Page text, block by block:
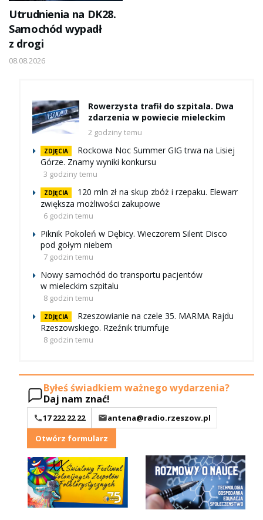
Utrudnienia na DK28.
Samochód wypadł
z drogi
08.08.2026
Rowerzysta trafił do szpitala. Dwa
zdarzenia w powiecie mieleckim
2 godziny temu
ZDJĘCIA
Rockowa Noc Summer GIG trwa na Lisiej
Górze. Znamy wyniki konkursu
3 godziny temu
ZDJĘCIA
120 mln zł na skup zbóż i rzepaku. Elewarr
zwiększa możliwości zakupowe
6 godzin temu
Piknik Pokoleń w Dębicy. Wieczorem Silent Disco
pod gołym niebem
7 godzin temu
Nowy samochód do transportu pacjentów
w mieleckim szpitalu
8 godzin temu
ZDJĘCIA
Rzeszowianie na czele 35. MARMA Rajdu
Rzeszowskiego. Rzeźnik triumfuje
8 godzin temu
Byłeś świadkiem ważnego wydarzenia?
Daj nam znać!
17 222 22 22
antena@radio.rzeszow.pl
Otwórz formularz